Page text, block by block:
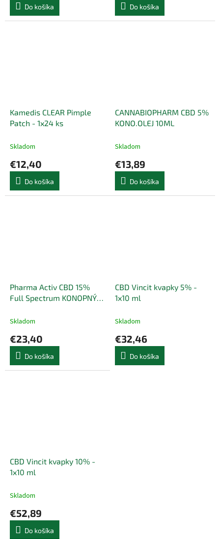
Do košíka Do košíka
Kamedis CLEAR Pimple
Patch - 1x24 ks
Skladom
€12,40
Do košíka
CANNABIOPHARM CBD 5%
KONO.OLEJ 10ML
Skladom
€13,89
Do košíka
Pharma Activ CBD 15%
Full Spectrum KONOPNÝ
Skladom
€23,40
Do košíka
CBD Vincit kvapky 5% -
1x10 ml
Skladom
€32,46
Do košíka
CBD Vincit kvapky 10% -
1x10 ml
Skladom
€52,89
Do košíka